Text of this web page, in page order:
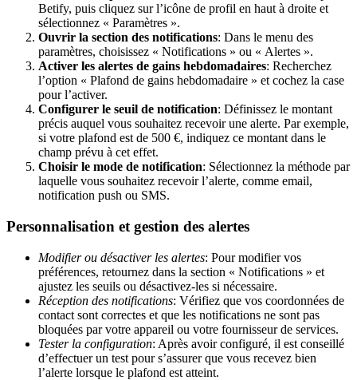
Betify, puis cliquez sur l’icône de profil en haut à droite et
sélectionnez « Paramètres ».
Ouvrir la section des notifications: Dans le menu des
paramètres, choisissez « Notifications » ou « Alertes ».
Activer les alertes de gains hebdomadaires: Recherchez
l’option « Plafond de gains hebdomadaire » et cochez la case
pour l’activer.
Configurer le seuil de notification: Définissez le montant
précis auquel vous souhaitez recevoir une alerte. Par exemple,
si votre plafond est de 500 €, indiquez ce montant dans le
champ prévu à cet effet.
Choisir le mode de notification: Sélectionnez la méthode par
laquelle vous souhaitez recevoir l’alerte, comme email,
notification push ou SMS.
Personnalisation et gestion des alertes
Modifier ou désactiver les alertes: Pour modifier vos
préférences, retournez dans la section « Notifications » et
ajustez les seuils ou désactivez-les si nécessaire.
Réception des notifications: Vérifiez que vos coordonnées de
contact sont correctes et que les notifications ne sont pas
bloquées par votre appareil ou votre fournisseur de services.
Tester la configuration: Après avoir configuré, il est conseillé
d’effectuer un test pour s’assurer que vous recevez bien
l’alerte lorsque le plafond est atteint.